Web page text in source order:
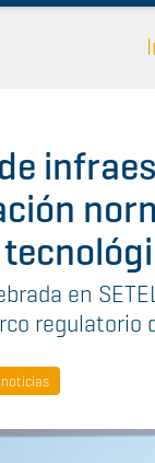
en
regulatorio